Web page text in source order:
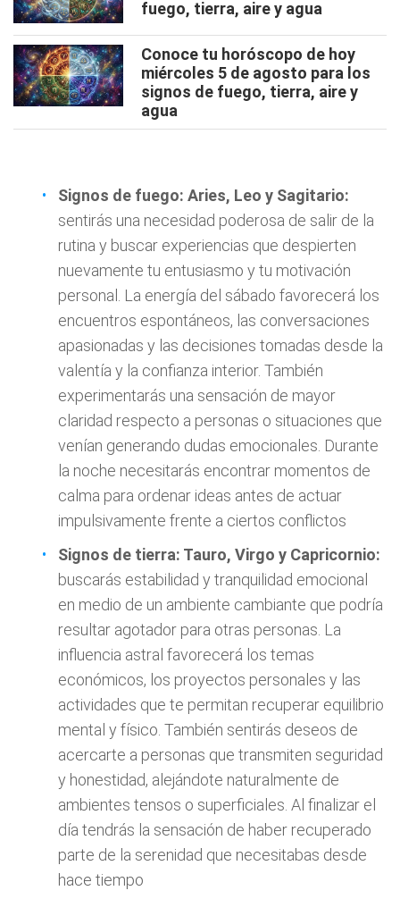
fuego, tierra, aire y agua
Conoce tu horóscopo de hoy
miércoles 5 de agosto para los
signos de fuego, tierra, aire y
agua
Signos de fuego: Aries, Leo y Sagitario:
sentirás una necesidad poderosa de salir de la
rutina y buscar experiencias que despierten
nuevamente tu entusiasmo y tu motivación
personal. La energía del sábado favorecerá los
encuentros espontáneos, las conversaciones
apasionadas y las decisiones tomadas desde la
valentía y la confianza interior. También
experimentarás una sensación de mayor
claridad respecto a personas o situaciones que
venían generando dudas emocionales. Durante
la noche necesitarás encontrar momentos de
calma para ordenar ideas antes de actuar
impulsivamente frente a ciertos conflictos
Signos de tierra: Tauro, Virgo y Capricornio:
buscarás estabilidad y tranquilidad emocional
en medio de un ambiente cambiante que podría
resultar agotador para otras personas. La
influencia astral favorecerá los temas
económicos, los proyectos personales y las
actividades que te permitan recuperar equilibrio
mental y físico. También sentirás deseos de
acercarte a personas que transmiten seguridad
y honestidad, alejándote naturalmente de
ambientes tensos o superficiales. Al finalizar el
día tendrás la sensación de haber recuperado
parte de la serenidad que necesitabas desde
hace tiempo